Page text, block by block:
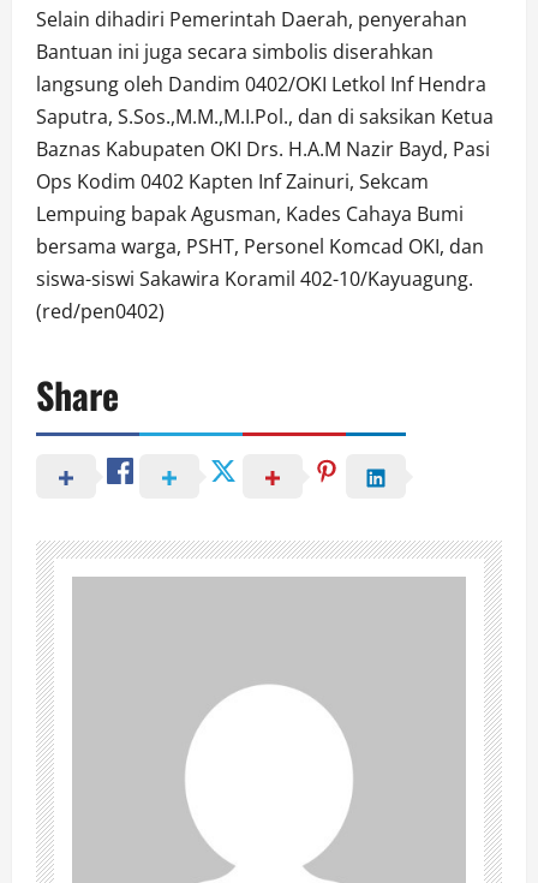
Selain dihadiri Pemerintah Daerah, penyerahan
Bantuan ini juga secara simbolis diserahkan
langsung oleh Dandim 0402/OKI Letkol Inf Hendra
Saputra, S.Sos.,M.M.,M.I.Pol., dan di saksikan Ketua
Baznas Kabupaten OKI Drs. H.A.M Nazir Bayd, Pasi
Ops Kodim 0402 Kapten Inf Zainuri, Sekcam
Lempuing bapak Agusman, Kades Cahaya Bumi
bersama warga, PSHT, Personel Komcad OKI, dan
siswa-siswi Sakawira Koramil 402-10/Kayuagung.
(red/pen0402)
Share